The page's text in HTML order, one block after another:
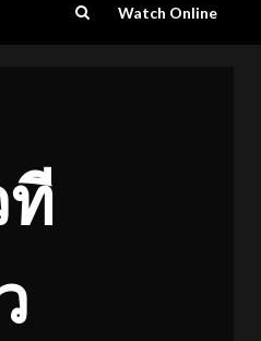
Watch Online